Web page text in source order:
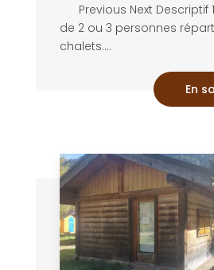
Previous Next Descriptif
de 2 ou 3 personnes
chalets....
En